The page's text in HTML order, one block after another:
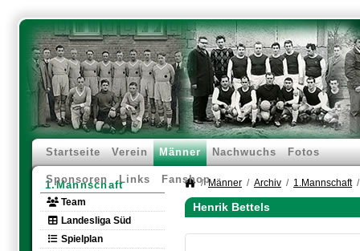
Startseite Verein Männer Nachwuchs Fotos
Sponsoren Links Fanshop
1.Mannschaft
Team
Landesliga Süd
Spielplan
Männer Archiv 1.Mannschaft
Henrik Bettels